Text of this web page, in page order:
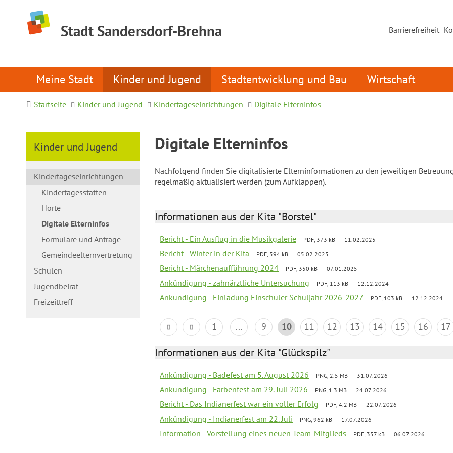
Stadt Sandersdorf-Brehna Barrierefreiheit
Meine Stadt Kinder und Jugend Stadtentwicklung und Bau Wirtschaft
Startseite Kinder und Jugend Kindertageseinrichtungen Digitale Elterninfos
Kinder und Jugend
Kindertageseinrichtungen
Kindertagesstätten
Horte
Digitale Elterninfos
Formulare und Anträge
Gemeindeelternvertretung
Schulen
Jugendbeirat
Freizeittreff
Digitale Elterninfos
Nachfolgend finden Sie digitalisierte Elterninformationen zu den jeweiligen
regelmäßig aktualisiert werden (zum Aufklappen).
Informationen aus der Kita "Borstel"
Bericht - Ein Ausflug in die Musikgalerie PDF, 373 kB 11.02.2025
Bericht - Winter in der Kita PDF, 594 kB 05.02.2025
Bericht - Märchenaufführung 2024 PDF, 350 kB 07.01.2025
Ankündigung - zahnärztliche Untersuchung PDF, 113 kB 12.12.2024
Ankündigung - Einladung Einschüler Schuljahr 2026-2027 PDF, 103 kB 12.12.2024
1 ... 9 10 11 12 13 14 15 16 17
Informationen aus der Kita "Glückspilz"
Ankündigung - Badefest am 5. August 2026 PNG, 2.5 MB 31.07.2026
Ankündigung - Farbenfest am 29. Juli 2026 PNG, 1.3 MB 24.07.2026
Bericht - Das Indianerfest war ein voller Erfolg PDF, 4.2 MB 22.07.2026
Ankündigung - Indianerfest am 22. Juli PNG, 962 kB 17.07.2026
Information - Vorstellung eines neuen Team-Mitglieds PDF, 357 kB 06.07.2026